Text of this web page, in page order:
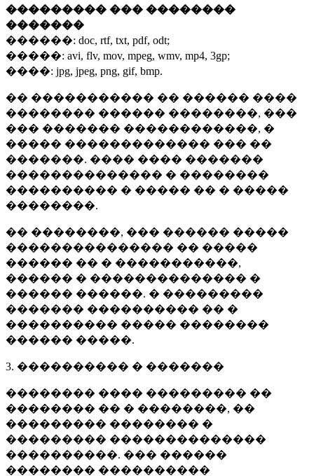
��������� ��� ��������
�������
������: doc, rtf, txt, pdf, odt;
�����: avi, flv, mov, mpeg, wmv, mp4, 3gp;
����: jpg, jpeg, png, gif, bmp.
�� ����������� �� ������ ����
�������� ������ ��������, ���
��� ������� ������������, �
����� ������������� ��� ��
�������. ���� ���� �������
�������������� � ��������
���������� � ����� �� � �����
��������.
�� ��������, ��� ������ �����
��������������� �� �����
������ �� � �����������,
������ � �������������� �
������ ������. � ���������
������� ���������� �� �
���������� ����� ��������
������ �����.
3. ���������� � �������
�������� ���� ��������� ��
�������� �� � ��������, ��
��������� �������� �
��������� ��������������
����������. ��� ������
�������� ����������